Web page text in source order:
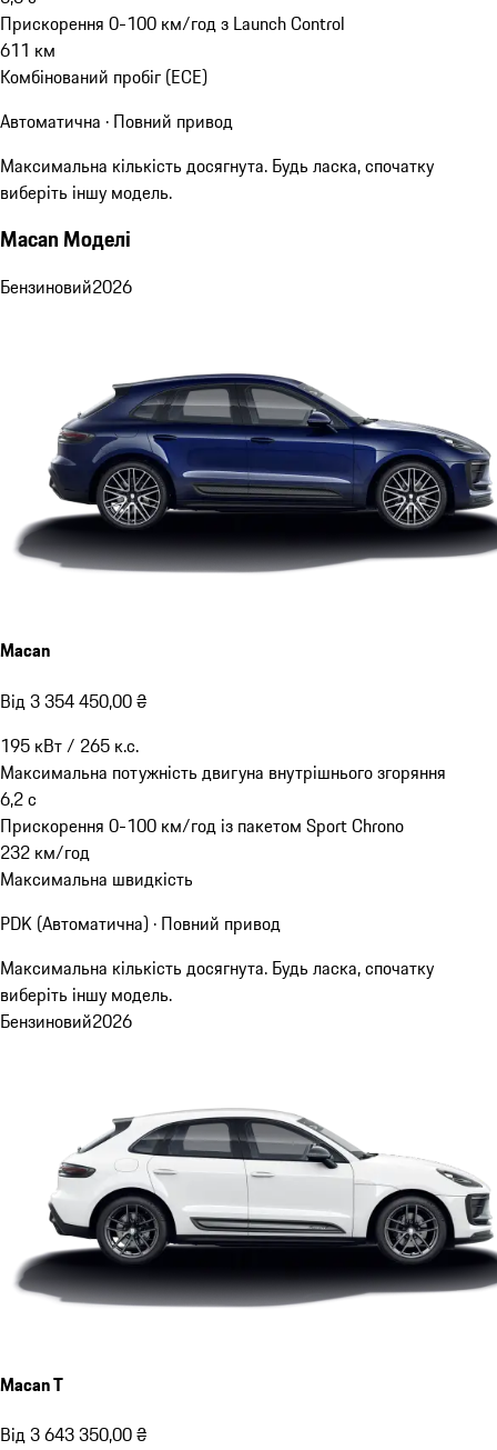
Прискорення 0-100 км/год з Launch Control
611 км
Комбінований пробіг (ECE)
Автоматична · Повний привод
Максимальна кількість досягнута. Будь ласка, спочатку
виберіть іншу модель.
Macan Моделі
Бензиновий2026
Macan
Від 3 354 450,00 ₴
195 кВт/ 265 к.с.
Максимальна потужність двигуна внутрішнього згоряння
6,2с
Прискорення 0-100 км/год із пакетом Sport Chrono
232 км/год
Максимальна швидкість
PDK (Автоматична) · Повний привод
Максимальна кількість досягнута. Будь ласка, спочатку
виберіть іншу модель.
Бензиновий2026
Macan T
Від 3 643 350,00 ₴